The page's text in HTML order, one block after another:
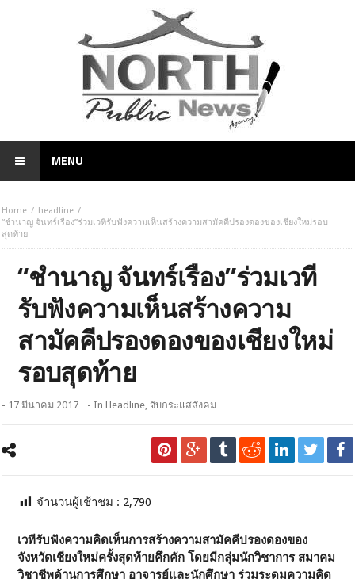
MENU
Home
headline
“ชำนาญ จันทร์เรือง”ร่วมเวทีรับฟังความเห็นสร้างความสามัคคีปรองดองของเชียงใหม่รอบ
สุดท้าย
“ชำนาญ จันทร์เรือง”ร่วมเวที
รับฟังความเห็นสร้างความ
สามัคคีปรองดองของเชียงใหม่
รอบสุดท้าย
- 17 มีนาคม 2017 - InHeadline, จับกระแสสังคม
จำนวนผู้เช้าชม : 2,790
เวทีรับฟังความคิดเห็นการสร้างความสามัคคีปรองดองของ
จังหวัดเชียงใหม่ครั้งสุดท้ายคึกคัก โดยมีกลุ่มนักวิชาการ สมาคม
วิชาชีพด้านการศึกษา อาจารย์และนักศึกษา ร่วมระดมความคิด